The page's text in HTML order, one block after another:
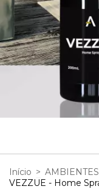
Início > AMBIENTES
VEZZUE - Home